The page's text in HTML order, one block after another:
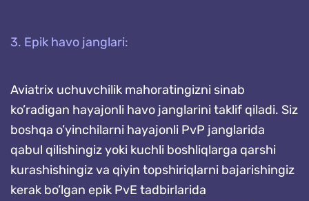
3. Epik havo janglari:
Aviatrix uchuvchilik mahoratingizni sinab
ko’radigan hayajonli havo janglarini taklif qiladi. Siz
boshqa o’yinchilarni hayajonli PvP janglarida
qabul qilishingiz yoki kuchli boshliqlarga qarshi
kurashishingiz va qiyin topshiriqlarni bajarishingiz
kerak bo’lgan epik PvE tadbirlarida